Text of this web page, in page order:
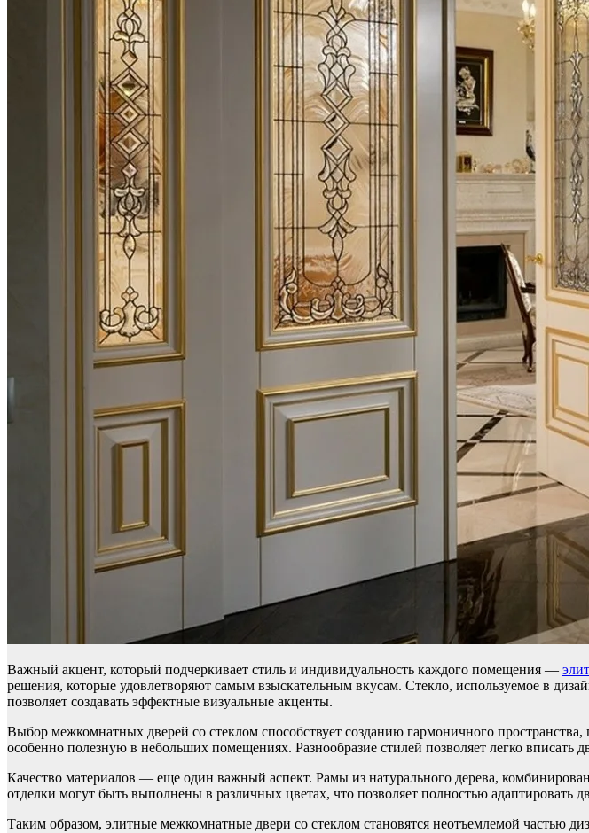
Важный акцент, который подчеркивает стиль и индивидуальность каждого помещения —
решения, которые удовлетворяют самым взыскательным вкусам. Стекло, используемое в
позволяет создавать эффектные визуальные акценты.
Выбор межкомнатных дверей со стеклом способствует созданию гармоничного
особенно полезную в небольших помещениях. Разнообразие стилей позволяет легко
Качество материалов — еще один важный аспект. Рамы из натурального дерева,
отделки могут быть выполнены в различных цветах, что позволяет полностью адаптировать
Таким образом, элитные межкомнатные двери со стеклом становятся неотъемлемой частью